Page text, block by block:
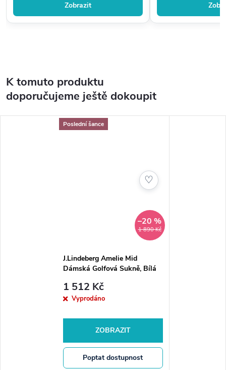
Zobrazit
K tomuto produktu
doporučujeme ještě dokoupit
Poslední šance
1 890 Kč
–20 %
J.Lindeberg Amelie Mid
Dámská Golfová Sukně, Bílá
1 512 Kč
Vyprodáno
ZOBRAZIT
Poptat dostupnost
♡